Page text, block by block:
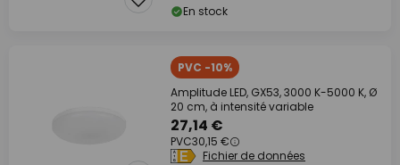
En stock
PVC -10%
Amplitude LED, GX53, 3000 K-5000 K, Ø
20 cm, à intensité variable
27,14 €
PVC30,15 €
Fichier de données